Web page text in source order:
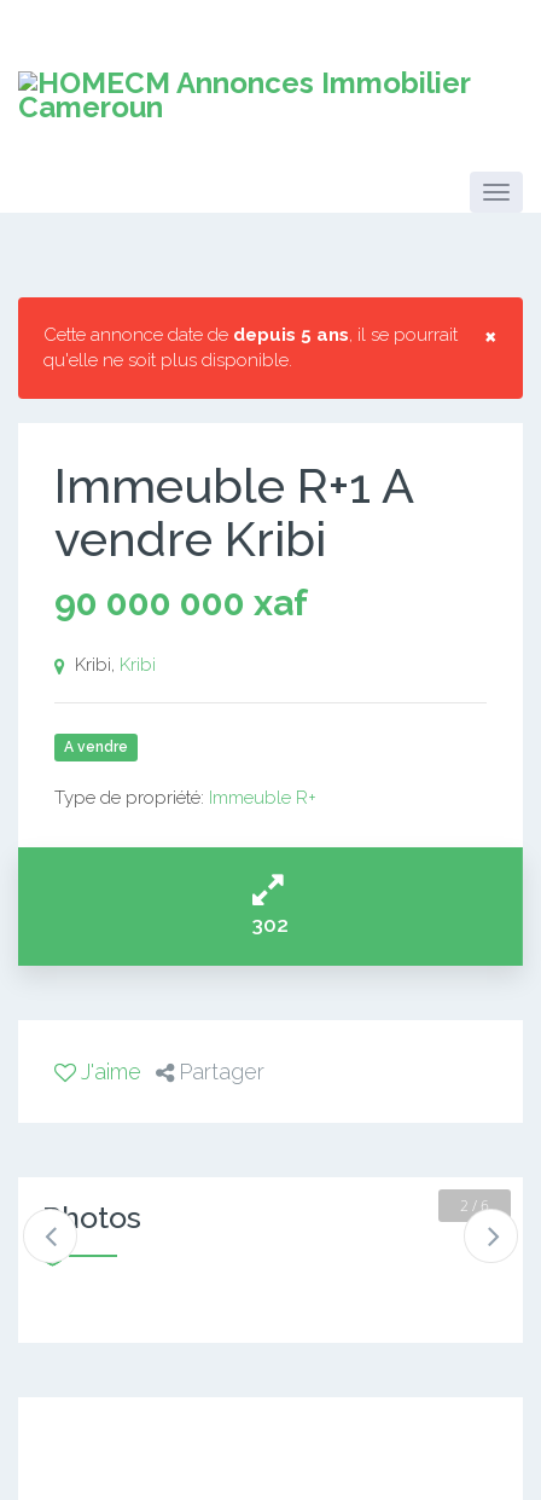
×
Cette annonce date de depuis 5 ans, il se pourrait
qu'elle ne soit plus disponible.
Immeuble R+1 A
vendre Kribi
90 000 000 xaf
Kribi, Kribi
A vendre
Type de propriété: Immeuble R+
302
J'aime Partager
Photos 2 / 6